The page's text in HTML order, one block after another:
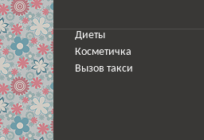
Диеты
Косметичка
Вызов такси